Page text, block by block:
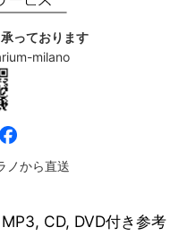
っております
milano
ノから直送
CD, DVD付き参考